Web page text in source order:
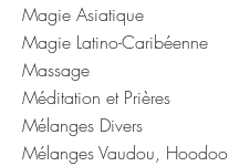
Magie Asiatique
Magie Latino-Caribéenne
Massage
Méditation et Prières
Mélanges Divers
Mélanges Vaudou, Hoodoo